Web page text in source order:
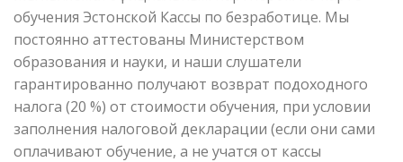
обучения Эстонской Кассы по безработице. Мы
постоянно аттестованы Министерством
образования и науки, и наши слушатели
гарантированно получают возврат подоходного
налога (20 %) от стоимости обучения, при условии
заполнения налоговой декларации (если они сами
оплачивают обучение, а не учатся от кассы